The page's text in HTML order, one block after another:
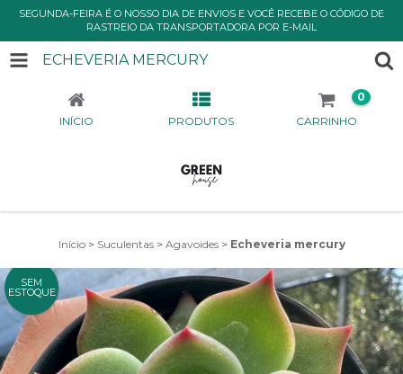
SEGUNDA-FEIRA É O NOSSO DIA DE ENVIOS E VOCÊ RECEBE O CÓDIGO DE
RASTREIO DA TRANSPORTADORA POR E-MAIL
ECHEVERIA MERCURY
INÍCIO PRODUTOS CARRINHO
0
Início > Suculentas > Agavoides > Echeveria mercury
SEM
ESTOQUE